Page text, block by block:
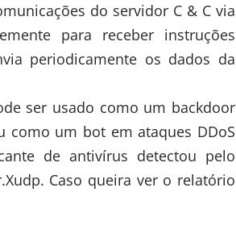
do servidor C & C via
para receber instruções
periodicamente os dados da
ser usado como um backdoor
como um bot em ataques DDoS
de antivírus detectou pelo
Caso queira ver o relatório